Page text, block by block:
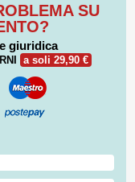
SU
giuridica
a soli 29,90 €